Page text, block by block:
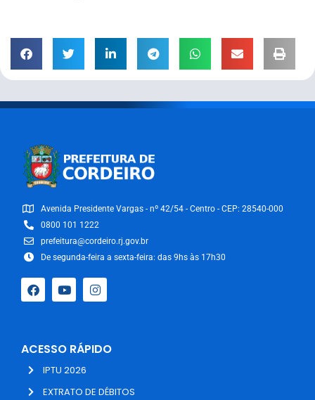
Avenida Presidente Vargas - nº 42/54 - Centro - CEP: 28540-000
0800 101 1222
prefeitura@cordeiro.rj.gov.br
De segunda-feira a sexta-feira: das 9hs às 17h30
ACESSO RÁPIDO
IPTU 2026
EXTRATO DE DÉBITOS